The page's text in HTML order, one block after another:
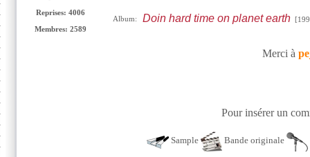
Reprises: 4006
Membres: 2589
Album: Doin hard time on planet earth
Merci à
Pour insérer un
Sample Bande originale